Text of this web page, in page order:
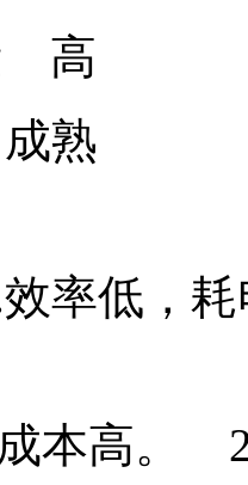
热
成熟
率低，耗
高。